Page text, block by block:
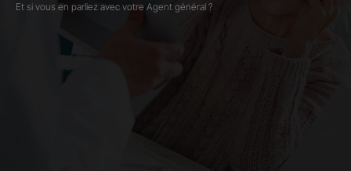
Et si vous en parliez avec votre Agent général ?